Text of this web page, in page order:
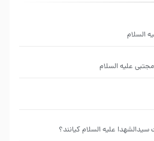
السلام
علیه السلام
علیه ‌السلام کیانند؟